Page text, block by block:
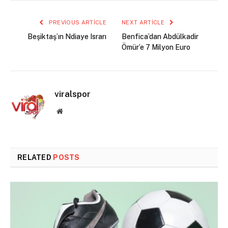
PREVIOUS ARTICLE
Beşiktaş’ın Ndiaye Israrı
NEXT ARTICLE
Benfica’dan Abdülkadir
Ömür’e 7 Milyon Euro
viralspor
Website
RELATED POSTS